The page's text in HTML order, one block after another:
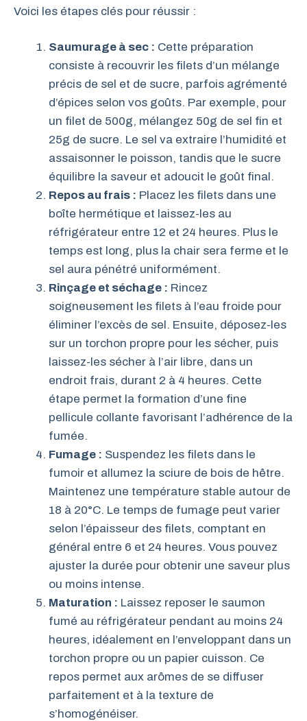
Voici les étapes clés pour réussir :
Saumurage à sec : Cette préparation
consiste à recouvrir les filets d’un mélange
précis de sel et de sucre, parfois agrémenté
d’épices selon vos goûts. Par exemple, pour
un filet de 500g, mélangez 50g de sel fin et
25g de sucre. Le sel va extraire l’humidité et
assaisonner le poisson, tandis que le sucre
équilibre la saveur et adoucit le goût final.
Repos au frais : Placez les filets dans une
boîte hermétique et laissez-les au
réfrigérateur entre 12 et 24 heures. Plus le
temps est long, plus la chair sera ferme et le
sel aura pénétré uniformément.
Rinçage et séchage : Rincez
soigneusement les filets à l’eau froide pour
éliminer l’excès de sel. Ensuite, déposez-les
sur un torchon propre pour les sécher, puis
laissez-les sécher à l’air libre, dans un
endroit frais, durant 2 à 4 heures. Cette
étape permet la formation d’une fine
pellicule collante favorisant l’adhérence de la
fumée.
Fumage : Suspendez les filets dans le
fumoir et allumez la sciure de bois de hêtre.
Maintenez une température stable autour de
18 à 20°C. Le temps de fumage peut varier
selon l’épaisseur des filets, comptant en
général entre 6 et 24 heures. Vous pouvez
ajuster la durée pour obtenir une saveur plus
ou moins intense.
Maturation : Laissez reposer le saumon
fumé au réfrigérateur pendant au moins 24
heures, idéalement en l’enveloppant dans un
torchon propre ou un papier cuisson. Ce
repos permet aux arômes de se diffuser
parfaitement et à la texture de
s’homogénéiser.